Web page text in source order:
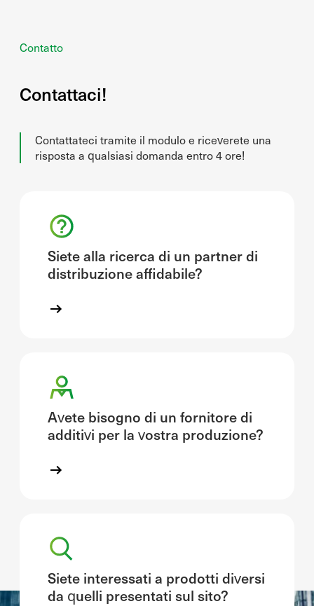
Contatto
Contattaci!
Contattateci tramite il modulo e riceverete una
risposta a qualsiasi domanda entro 4 ore!
Siete alla ricerca di un partner di
distribuzione affidabile?
Avete bisogno di un fornitore di
additivi per la vostra produzione?
Siete interessati a prodotti diversi
da quelli presentati sul sito?